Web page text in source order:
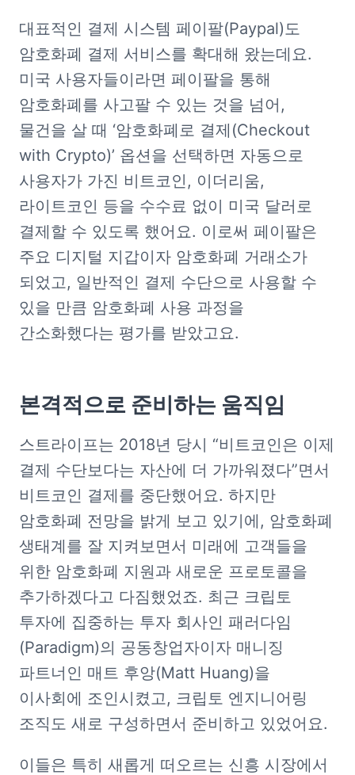
대표적인 결제 시스템 페이팔(Paypal)도
암호화폐 결제 서비스를 확대해 왔는데요.
미국 사용자들이라면 페이팔을 통해
암호화폐를 사고팔 수 있는 것을 넘어,
물건을 살 때 ‘암호화폐로 결제(Checkout
with Crypto)’ 옵션을 선택하면 자동으로
사용자가 가진 비트코인, 이더리움,
라이트코인 등을 수수료 없이 미국 달러로
결제할 수 있도록 했어요. 이로써 페이팔은
주요 디지털 지갑이자 암호화폐 거래소가
되었고, 일반적인 결제 수단으로 사용할 수
있을 만큼 암호화폐 사용 과정을
간소화했다는 평가를 받았고요.
본격적으로 준비하는 움직임
스트라이프는 2018년 당시 “비트코인은 이제
결제 수단보다는 자산에 더 가까워졌다”면서
비트코인 결제를 중단했어요. 하지만
암호화폐 전망을 밝게 보고 있기에, 암호화폐
생태계를 잘 지켜보면서 미래에 고객들을
위한 암호화폐 지원과 새로운 프로토콜을
추가하겠다고 다짐했었죠. 최근 크립토
투자에 집중하는 투자 회사인 패러다임
(Paradigm)의 공동창업자이자 매니징
파트너인 매트 후앙(Matt Huang)을
이사회에 조인시켰고, 크립토 엔지니어링
조직도 새로 구성하면서 준비하고 있었어요.
이들은 특히 새롭게 떠오르는 신흥 시장에서